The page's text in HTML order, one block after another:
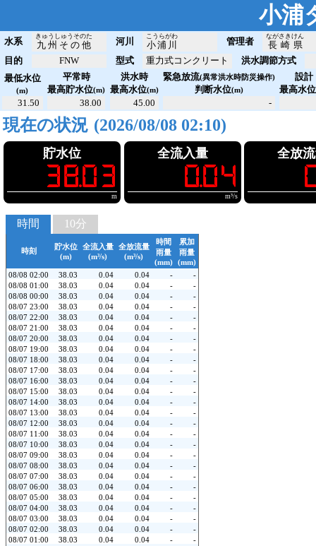
小浦
水系 九州その他
きゅうしゅうそのた
河川 小浦川
こうらがわ
管理者 長崎県
ながさきけん
目的 FNW 型式 重力式コンクリート
洪水調節方式
最低水位
(m)
31.50
平常時
最高貯水位(m)
38.00
洪水時
最高水位(m)
45.00
緊急放流(異常洪水時防災操作)
判断水位(m)
-
設計
最高水位
現在の状況 (ダム観測値取得中)
貯水位
!!38.03
m
全流入量
!!!0.04
m³/s
全放
時間
時刻
貯水位
(m)
全流入量
(m³/s)
全放流量
(m³/s)
時間
雨量
(mm)
累加
雨量
(mm)
08/08 02:00
38.03 0.04 0.04 -
-
08/08 01:00
38.03 0.04 0.04 -
-
08/08 00:00
38.03 0.04 0.04 -
-
08/07 23:00
38.03 0.04 0.04 -
-
08/07 22:00
38.03 0.04 0.04 -
-
08/07 21:00
38.03 0.04 0.04 -
-
08/07 20:00
38.03 0.04 0.04 -
-
08/07 19:00
38.03 0.04 0.04 -
-
08/07 18:00
38.03 0.04 0.04 -
-
08/07 17:00
38.03 0.04 0.04 -
-
08/07 16:00
38.03 0.04 0.04 -
-
08/07 15:00
38.03 0.04 0.04 -
-
08/07 14:00
38.03 0.04 0.04 -
-
08/07 13:00
38.03 0.04 0.04 -
-
08/07 12:00
38.03 0.04 0.04 -
-
08/07 11:00
38.03 0.04 0.04 -
-
08/07 10:00
38.03 0.04 0.04 -
-
08/07 09:00
38.03 0.04 0.04 -
-
08/07 08:00
38.03 0.04 0.04 -
-
08/07 07:00
38.03 0.04 0.04 -
-
08/07 06:00
38.03 0.04 0.04 -
-
08/07 05:00
38.03 0.04 0.04 -
-
08/07 04:00
38.03 0.04 0.04 -
-
08/07 03:00
38.03 0.04 0.04 -
-
08/07 02:00
38.03 0.04 0.04 -
-
08/07 01:00
38.03 0.04 0.04 -
-
10分